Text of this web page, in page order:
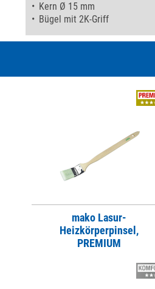
Kern Ø 15 mm
Bügel mit 2K-Griff
mako Lasur-
Heizkörperpinsel,
PREMIUM